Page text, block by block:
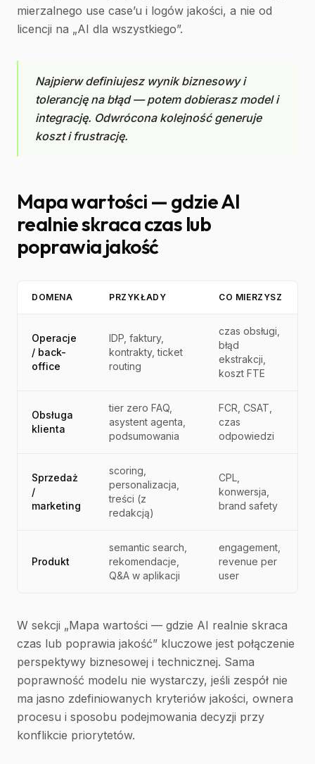
mierzalnego use case’u i logów jakości, a nie od
licencji na „AI dla wszystkiego”.
Najpierw definiujesz wynik biznesowy i
tolerancję na błąd — potem dobierasz model i
integrację. Odwrócona kolejność generuje
koszt i frustrację.
Mapa wartości — gdzie AI
realnie skraca czas lub
poprawia jakość
DOMENA PRZYKŁADY CO MIERZYSZ
Operacje
/ back-
office
IDP, faktury,
kontrakty, ticket
routing
czas obsługi,
błąd
ekstrakcji,
koszt FTE
Obsługa
klienta
tier zero FAQ,
asystent agenta,
podsumowania
FCR, CSAT,
czas
odpowiedzi
Sprzedaż
/
marketing
scoring,
personalizacja,
treści (z
redakcją)
CPL,
konwersja,
brand safety
Produkt
semantic search,
rekomendacje,
Q&A w aplikacji
engagement,
revenue per
user
W sekcji „Mapa wartości — gdzie AI realnie skraca
czas lub poprawia jakość” kluczowe jest połączenie
perspektywy biznesowej i technicznej. Sama
poprawność modelu nie wystarczy, jeśli zespół nie
ma jasno zdefiniowanych kryteriów jakości, ownera
procesu i sposobu podejmowania decyzji przy
konflikcie priorytetów.